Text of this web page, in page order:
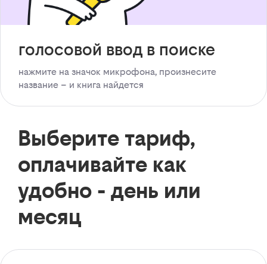
голосовой ввод в поиске
нажмите на значок микрофона, произнесите
название – и книга найдется
Выберите тариф,
оплачивайте как
удобно - день или
месяц